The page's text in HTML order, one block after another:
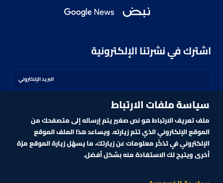
اشترك في نشرتنا الإلكترونية
اشترك
سياسة ملفات الارتباط
ملف تعريف الارتباط هو نص صغير يتم إرساله إلى متصفحك من
الموقع الإلكتروني الذي تتم زيارته. ويساعد هذا الملف الموقع
الإلكتروني في تذكّر معلومات عن زيارتك، ما يسهّل زيارة الموقع مرّة
أخرى ويتيح لك الاستفادة منه بشكل أفضل.